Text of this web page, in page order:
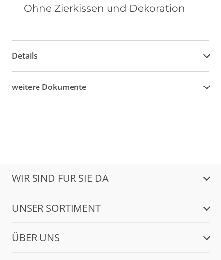
Ohne Zierkissen und Dekoration
Details
weitere Dokumente
WIR SIND FÜR SIE DA
UNSER SORTIMENT
ÜBER UNS